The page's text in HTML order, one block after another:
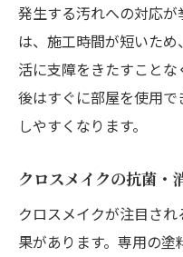
発生する汚れへの対応
は、施工時間が短いた
活に支障をきたすこと
後はすぐに部屋を使用
しやすくなります。
クロスメイクの抗菌・
クロスメイクが注目さ
果があります。専用の